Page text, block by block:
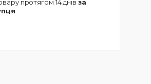
протягом 14 днів за